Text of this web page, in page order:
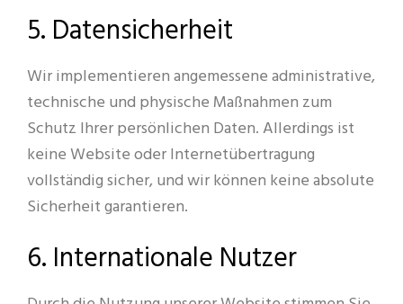
5. Datensicherheit
Wir implementieren angemessene administrative,
technische und physische Maßnahmen zum
Schutz Ihrer persönlichen Daten. Allerdings ist
keine Website oder Internetübertragung
vollständig sicher, und wir können keine absolute
Sicherheit garantieren.
6. Internationale Nutzer